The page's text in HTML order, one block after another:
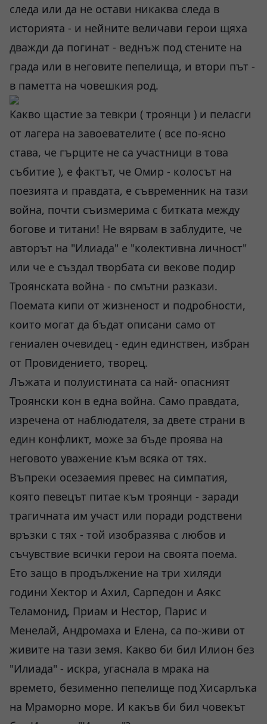
следа или да не остави никаква следа в
историята - и нейните величави герои щяха
дважди да погинат - веднъж под стените на
града или в неговите пепелища, и втори път -
в паметта на човешкия род.
Какво щастие за тевкри ( троянци ) и пеласги
от лагера на завоевателите ( все по-ясно
става, че гърците не са участници в това
събитие ), е фактът, че Омир - колосът на
поезията и правдата, е съвременник на тази
война, почти съизмерима с битката между
богове и титани! Не вярвам в заблудите, че
авторът на "Илиада" е "колективна личност"
или че е създал творбата си векове подир
Троянската война - по смътни разкази.
Поемата кипи от жизненост и подробности,
които могат да бъдат описани само от
гениален очевидец - един единствен, избран
от Провидението, творец.
Лъжата и полуистината са най- опасният
Троянски кон в една война. Само правдата,
изречена от наблюдателя, за двете страни в
един конфликт, може за бъде проява на
неговото уважение към всяка от тях.
Въпреки осезаемия превес на симпатия,
която певецът питае към троянци - заради
трагичната им участ или поради родствени
връзки с тях - той изобразява с любов и
съчувствие всички герои на своята поема.
Ето защо в продължение на три хиляди
години Хектор и Ахил, Сарпедон и Аякс
Теламонид, Приам и Нестор, Парис и
Менелай, Андромаха и Елена, са по-живи от
живите на тази земя. Какво би бил Илион без
"Илиада" - искра, угаснала в мрака на
времето, безименно пепелище под Хисарлъка
на Мраморно море. И какъв би бил човекът